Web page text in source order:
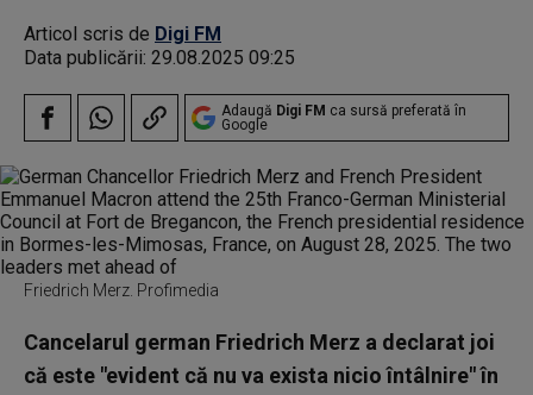
Articol scris de Digi FM
Data publicării: 29.08.2025 09:25
Adaugă Digi FM ca sursă preferată în
Google
Friedrich Merz. Profimedia
Cancelarul german Friedrich Merz a declarat joi
că este "evident că nu va exista nicio întâlnire" în